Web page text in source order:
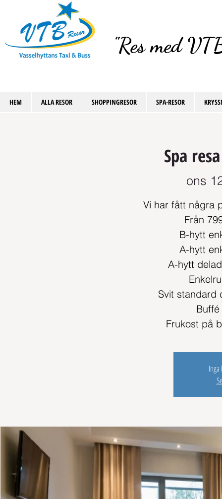
"Res med
HEM ALLA RESOR SHOPPINGRESOR SPA-RESOR
Spa
ons
Vi har fått några
Från
B-hytt
A-hytt
A-hytt
Svit standard
Frukost på